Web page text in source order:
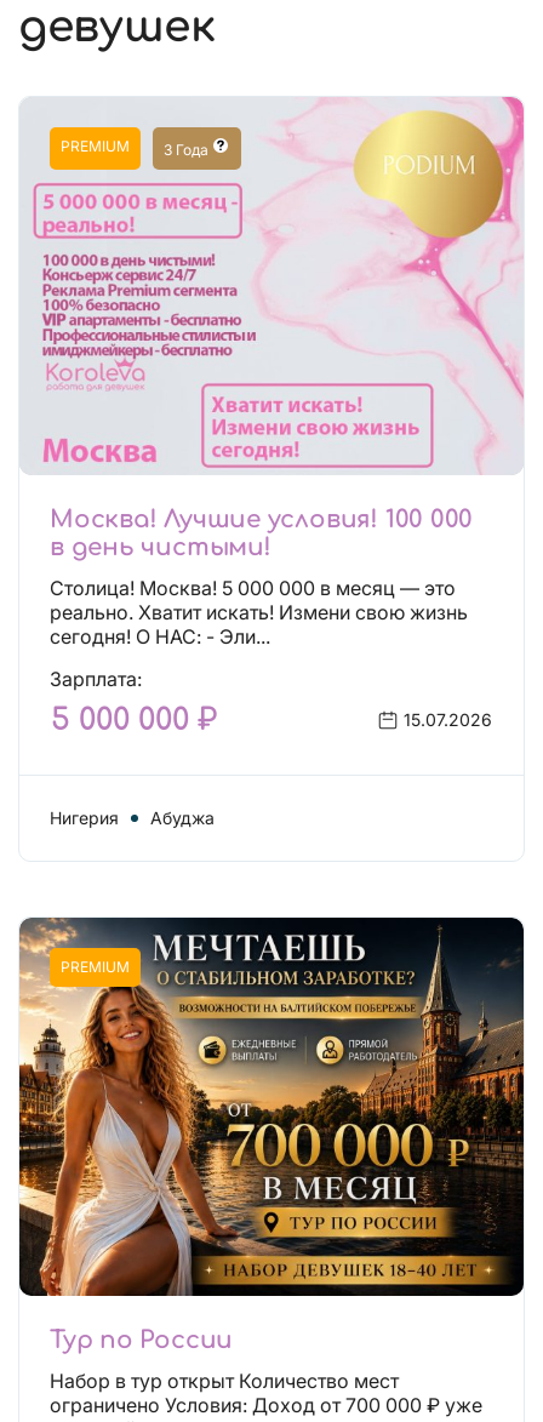
девушек
PREMIUM 3 Года
Москва! Лучшие условия! 100 000
в день чистыми!
Столица! Москва! 5 000 000 в месяц — это
реально. Хватит искать! Измени свою жизнь
сегодня! О НАС: - Эли...
Зарплата:
5 000 000 ₽ 15.07.2026
Нигерия Абуджа
PREMIUM
Тур по России
Набор в тур открыт Количество мест
ограничено Условия: Доход от 700 000 ₽ уже